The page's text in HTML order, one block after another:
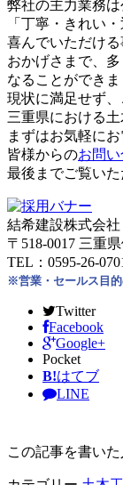
弊社の主力業務は
「丁寧・きれい
喜んでいただける
おかげさまで、
なることができま
現状に満足せず、
三重県における
まずはお気軽にお
皆様からのお問
最後までご覧いた
結希建設株式会社
〒518-0017 三重
TEL：0595-26-
※営業・セールス目的
Twitter
Facebook
Google+
Pocket
B!はてブ
LINE
この記事を書いた